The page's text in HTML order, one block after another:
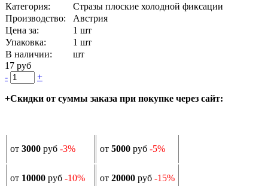
Категория:
Стразы плоские холодной фиксации
Производство:
Австрия
Цена за:
1 шт
Упаковка:
1 шт
В наличии:
шт
17 руб
-
+
+Скидки от суммы заказа при покупке через сайт:
от 3000 руб -3% от 5000 руб -5%
от 10000 руб -10% от 20000 руб -15%